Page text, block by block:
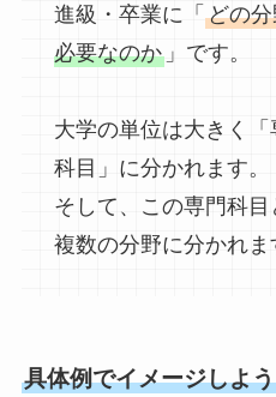
進級・卒業に「 どの
必要なのか」です。
大学の単位は大きく
科目」に分かれます。
そして、この専門科
複数の分野に分かれま
具体例でイメージしよ